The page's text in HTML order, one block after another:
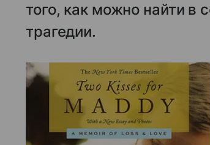
того, как можно найти в
трагедии.